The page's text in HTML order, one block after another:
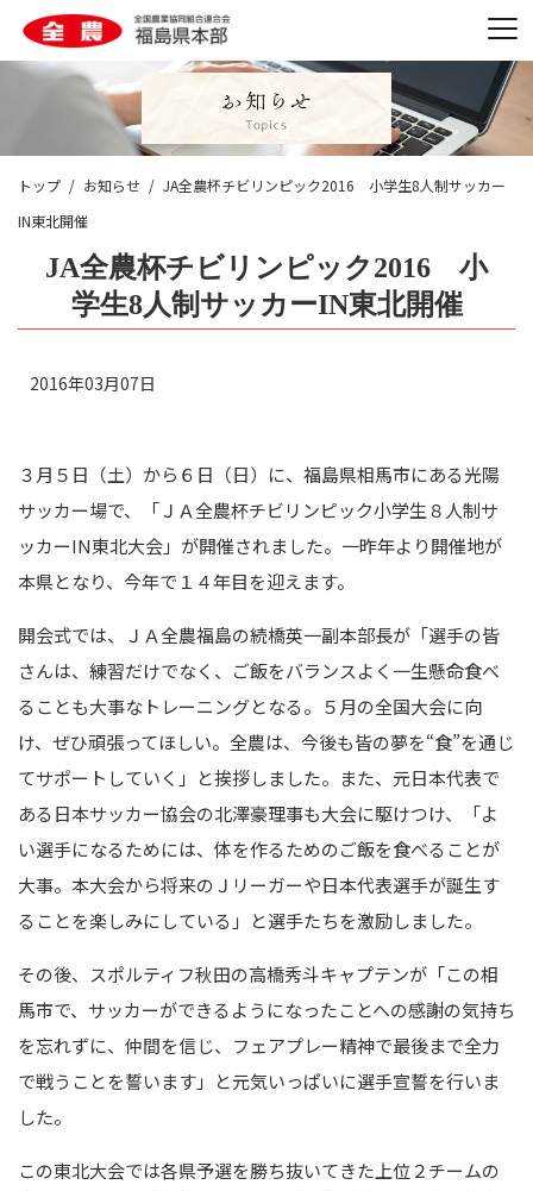
トップ お知らせ
JA全農杯チビリンピック2016 小学生8人制サッカー
IN東北開催
JA全農杯チビリンピック2016 小
学生8人制サッカーIN東北開催
2016年03月07日
３月５日（土）から６日（日）に、福島県相馬市にある光陽
サッカー場で、「ＪＡ全農杯チビリンピック小学生８人制サ
ッカーIN東北大会」が開催されました。一昨年より開催地が
本県となり、今年で１４年目を迎えます。
開会式では、ＪＡ全農福島の続橋英一副本部長が「選手の皆
さんは、練習だけでなく、ご飯をバランスよく一生懸命食べ
ることも大事なトレーニングとなる。５月の全国大会に向
け、ぜひ頑張ってほしい。全農は、今後も皆の夢を“食”を通じ
てサポートしていく」と挨拶しました。また、元日本代表で
ある日本サッカー協会の北澤豪理事も大会に駆けつけ、「よ
い選手になるためには、体を作るためのご飯を食べることが
大事。本大会から将来のＪリーガーや日本代表選手が誕生す
ることを楽しみにしている」と選手たちを激励しました。
その後、スポルティフ秋田の高橋秀斗キャプテンが「この相
馬市で、サッカーができるようになったことへの感謝の気持ち
を忘れずに、仲間を信じ、フェアプレー精神で最後まで全力
で戦うことを誓います」と元気いっぱいに選手宣誓を行いま
した。
この東北大会では各県予選を勝ち抜いてきた上位２チームの